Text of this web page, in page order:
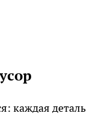
каждая